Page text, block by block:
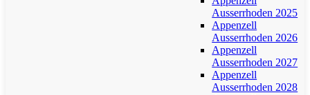
Ausserrhoden 2025
Appenzell
Ausserrhoden 2026
Appenzell
Ausserrhoden 2027
Appenzell
Ausserrhoden 2028